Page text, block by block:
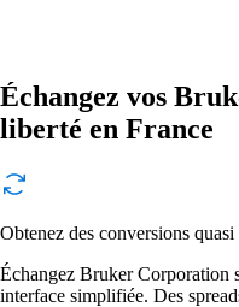
Échangez vos
liberté en France
Obtenez des conversions quasi
Échangez Bruker Corporation
interface simplifiée. Des